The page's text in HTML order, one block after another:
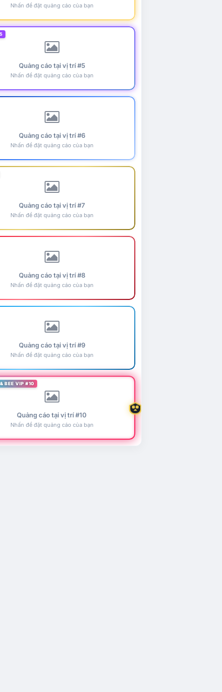
Nhấn để đặt quảng cáo của bạn
Quảng cáo tại vị trí #5
Nhấn để đặt quảng cáo của bạn
Quảng cáo tại vị trí #6
Nhấn để đặt quảng cáo của bạn
Quảng cáo tại vị trí #7
Nhấn để đặt quảng cáo của bạn
Quảng cáo tại vị trí #8
Nhấn để đặt quảng cáo của bạn
Quảng cáo tại vị trí #9
Nhấn để đặt quảng cáo của bạn
BEE VIP #10
Quảng cáo tại vị trí #10
Nhấn để đặt quảng cáo của bạn